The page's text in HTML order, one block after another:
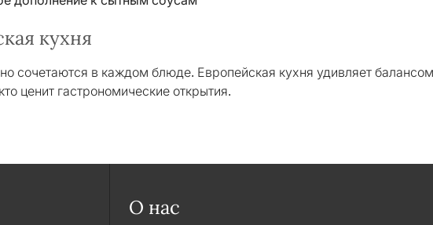
кухня
сочетаются в каждом блюде. Европейская кухня удивляет
ценит гастрономические открытия.
О нас